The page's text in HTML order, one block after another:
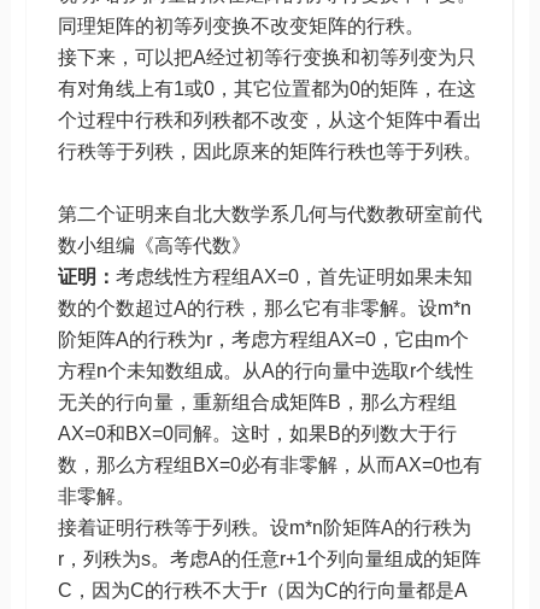
同理矩阵的初等列变换不改变矩阵的行秩。
接下来，可以把A经过初等行变换和初等列变为只
有对角线上有1或0，其它位置都为0的矩阵，在这
个过程中行秩和列秩都不改变，从这个矩阵中看出
行秩等于列秩，因此原来的矩阵行秩也等于列秩。
第二个证明来自北大数学系几何与代数教研室前代
数小组编《高等代数》
证明： 考虑线性方程组AX=0，首先证明如果未知
数的个数超过A的行秩，那么它有非零解。设m*n
阶矩阵A的行秩为r，考虑方程组AX=0，它由m个
方程n个未知数组成。从A的行向量中选取r个线性
无关的行向量，重新组合成矩阵B，那么方程组
AX=0和BX=0同解。这时，如果B的列数大于行
数，那么方程组BX=0必有非零解，从而AX=0也有
非零解。
接着证明行秩等于列秩。设m*n阶矩阵A的行秩为
r，列秩为s。考虑A的任意r+1个列向量组成的矩阵
C，因为C的行秩不大于r（因为C的行向量都是A